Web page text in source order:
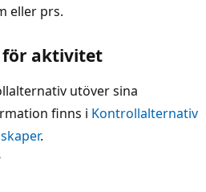
eller prs.
aktivitet
utöver sina
finns i Kontrollalternativ
.